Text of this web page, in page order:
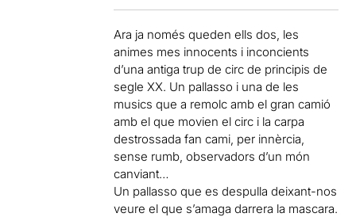
Ara ja només queden ells dos, les
animes mes innocents i inconcients
d’una antiga trup de circ de principis de
segle XX. Un pallasso i una de les
musics que a remolc amb el gran camió
amb el que movien el circ i la carpa
destrossada fan cami, per innèrcia,
sense rumb, observadors d’un món
canviant…
Un pallasso que es despulla deixant-nos
veure el que s’amaga darrera la mascara.